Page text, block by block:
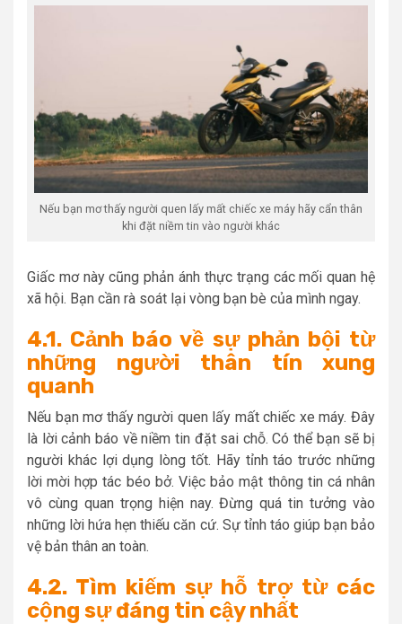
Nếu bạn mơ thấy người quen lấy mất chiếc xe máy hãy cẩn thân
khi đặt niềm tin vào người khác
Giấc mơ này cũng phản ánh thực trạng các mối quan hệ
xã hội. Bạn cần rà soát lại vòng bạn bè của mình ngay.
4.1. Cảnh báo về sự phản bội từ
những người thân tín xung
quanh
Nếu bạn mơ thấy người quen lấy mất chiếc xe máy. Đây
là lời cảnh báo về niềm tin đặt sai chỗ. Có thể bạn sẽ bị
người khác lợi dụng lòng tốt. Hãy tỉnh táo trước những
lời mời hợp tác béo bở. Việc bảo mật thông tin cá nhân
vô cùng quan trọng hiện nay. Đừng quá tin tưởng vào
những lời hứa hẹn thiếu căn cứ. Sự tỉnh táo giúp bạn bảo
vệ bản thân an toàn.
4.2. Tìm kiếm sự hỗ trợ từ các
cộng sự đáng tin cậy nhất